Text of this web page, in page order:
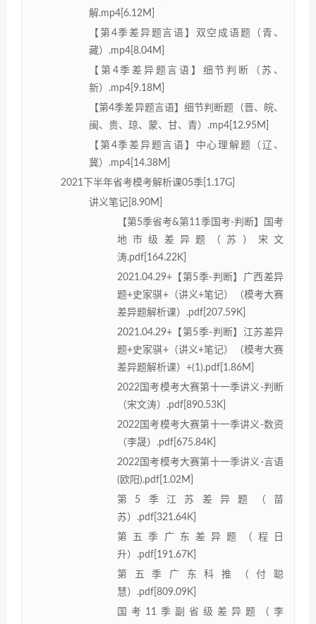
解.mp4[6.12M]
【第4季差异题言语】双空成语题（青、
藏）.mp4[8.04M]
【第4季差异题言语】细节判断（苏、
新）.mp4[9.18M]
【第4季差异题言语】细节判断题（晋、皖、
闽、贵、琼、蒙、甘、青）.mp4[12.95M]
【第4季差异题言语】中心理解题（辽、
冀）.mp4[14.38M]
2021下半年省考模考解析课05季[1.17G]
讲义笔记[8.90M]
【第5季省考&第11季国考-判断】国考
地市级差异题（苏）宋文
涛.pdf[164.22K]
2021.04.29+【第5季-判断】广西差异
题+史家骐+（讲义+笔记）（模考大赛
差异题解析课）.pdf[207.59K]
2021.04.29+【第5季-判断】江苏差异
题+史家骐+（讲义+笔记）（模考大赛
差异题解析课）+(1).pdf[1.86M]
2022国考模考大赛第十一季讲义-判断
（宋文涛）.pdf[890.53K]
2022国考模考大赛第十一季讲义-数资
（李晟）.pdf[675.84K]
2022国考模考大赛第十一季讲义-言语
(欧阳).pdf[1.02M]
第5季江苏差异题（苗
苏）.pdf[321.64K]
第五季广东差异题（程日
升）.pdf[191.67K]
第五季广东科推（付聪
慧）.pdf[809.09K]
国考11季副省级差异题（李